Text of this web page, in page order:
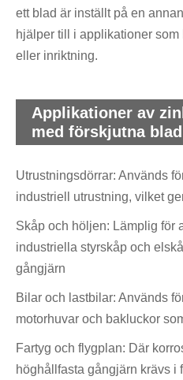
ett blad är inställt på en
hjälper till i applikationer
eller inriktning.
Applikationer av
med förskjutna blad
Utrustningsdörrar: Används
industriell utrustning, vilket
Skåp och höljen: Lämplig för
industriella styrskåp och
gångjärn
Bilar och lastbilar: Används
motorhuvar och bakluckor
Fartyg och flygplan: Där
höghållfasta gångjärn krävs i